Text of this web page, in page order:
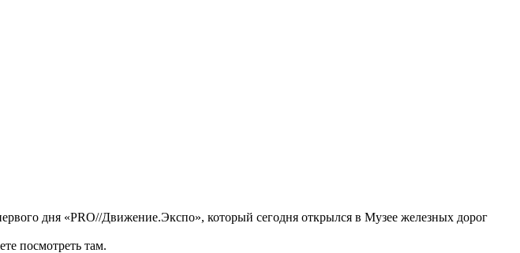
дня «PRO//Движение.Экспо», который сегодня открылся в Музее железных дорог
посмотреть там.